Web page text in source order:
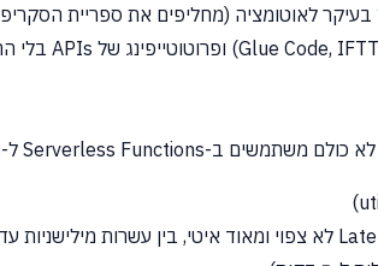
(מחליפים
לא צפוי ומאוד איטי, בין עשרות מילישניות